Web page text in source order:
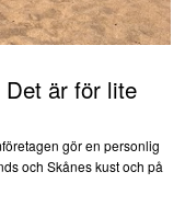
är för lite
gör en personlig
och Skånes kust och på